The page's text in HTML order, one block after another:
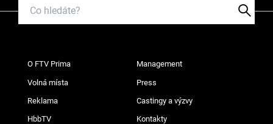
O FTV Prima Management
Volná místa Press
Reklama Castingy a výzvy
HbbTV Kontakty